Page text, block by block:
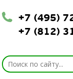
+7 (495)
+7 (812)